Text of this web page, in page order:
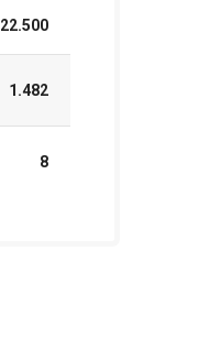
22.500
1.482
8